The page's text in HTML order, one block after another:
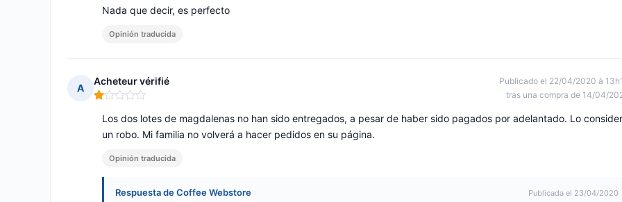
Nada que decir, es perfecto
Opinión traducida
A
Acheteur vérifié
Nota: 1 de 5
Publicado el 22/04/2020 à
tras una compra de 14/04/
Los dos lotes de magdalenas no han sido entregados, a pesar de haber sido pagados por adelantado. Lo
un robo. Mi familia no volverá a hacer pedidos en su página.
Opinión traducida
Respuesta de Coffee Webstore Publicada el 23/04/2020